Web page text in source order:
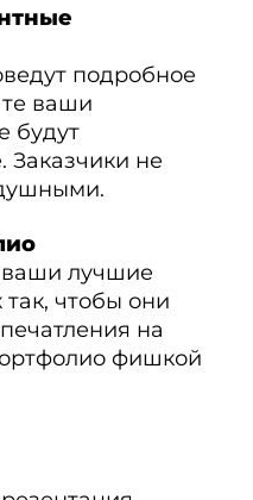
подробное
ваши
будут
не
лучшие
чтобы они
на
фишкой